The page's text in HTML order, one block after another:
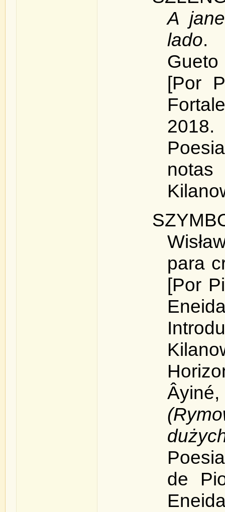
A
lado.
[Por
2018.
para
[Por
(
de